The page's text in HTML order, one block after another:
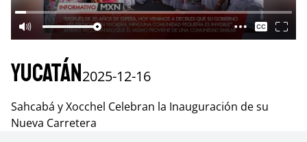
Yucatán2025-12-16
Sahcabá y Xocchel Celebran la Inauguración de su
Nueva Carretera